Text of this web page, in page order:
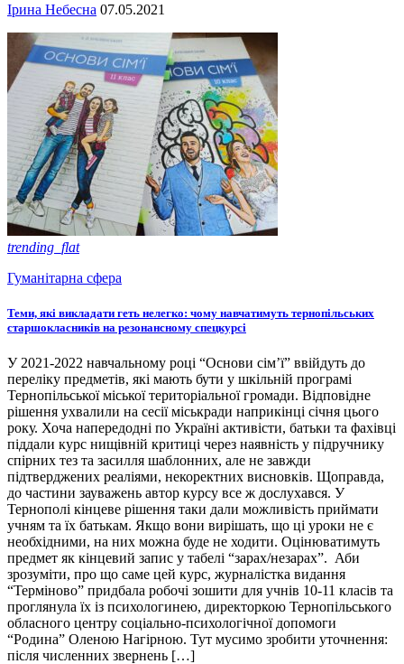
Ірина Небесна 07.05.2021
trending_flat
Гуманітарна сфера
Теми, які викладати геть нелегко: чому навчатимуть тернопільських
старшокласників на резонансному спецкурсі
У 2021-2022 навчальному році “Основи сім’ї” ввійдуть до
переліку предметів, які мають бути у шкільній програмі
Тернопільської міської територіальної громади. Відповідне
рішення ухвалили на сесії міськради наприкінці січня цього
року. Хоча напередодні по Україні активісти, батьки та фахівці
піддали курс нищівній критиці через наявність у підручнику
спірних тез та засилля шаблонних, але не завжди
підтверджених реаліями, некоректних висновків. Щоправда,
до частини зауважень автор курсу все ж дослухався. У
Тернополі кінцеве рішення таки дали можливість приймати
учням та їх батькам. Якщо вони вирішать, що ці уроки не є
необхідними, на них можна буде не ходити. Оцінюватимуть
предмет як кінцевий запис у табелі “зарах/незарах”. Аби
зрозуміти, про що саме цей курс, журналістка видання
“Терміново” придбала робочі зошити для учнів 10-11 класів та
проглянула їх із психологинею, директоркою Тернопільського
обласного центру соціально-психологічної допомоги
“Родина” Оленою Нагірною. Тут мусимо зробити уточнення:
після численних звернень […]